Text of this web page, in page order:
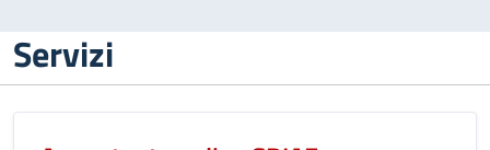
Servizi